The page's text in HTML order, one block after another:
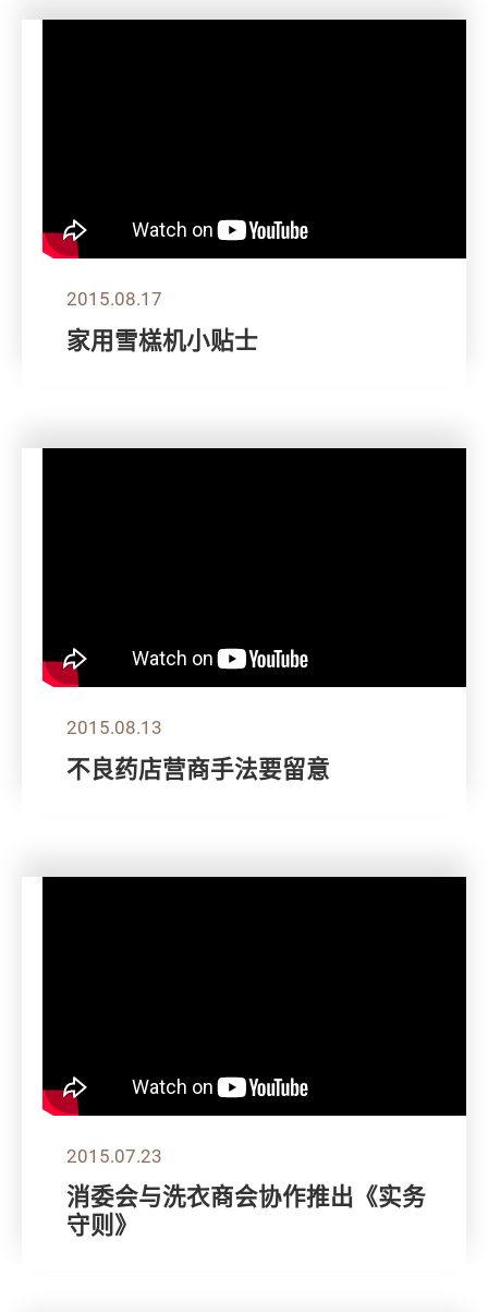
2015.08.17
家用雪榚机小贴士
2015.08.13
不良药店营商手法要留意
2015.07.23
消委会与洗衣商会协作推出《实务
守则》